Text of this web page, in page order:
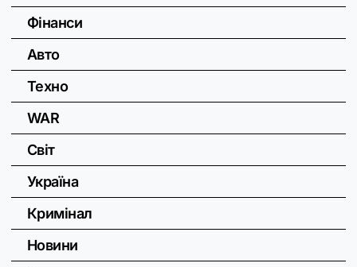
Фінанси
Авто
Техно
WAR
Світ
Україна
Кримінал
Новини